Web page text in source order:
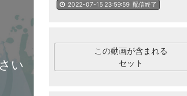
い
2022-07-15 23:59:59 配信終了
この動画が含まれる
セット